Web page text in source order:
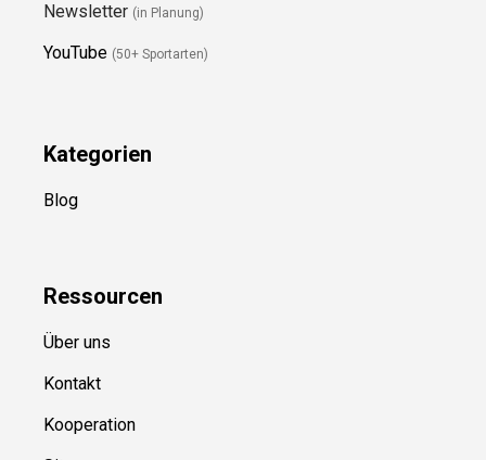
Newsletter (in Planung)
YouTube (50+ Sportarten)
Kategorien
Blog
Ressourcen
Über uns
Kontakt
Kooperation